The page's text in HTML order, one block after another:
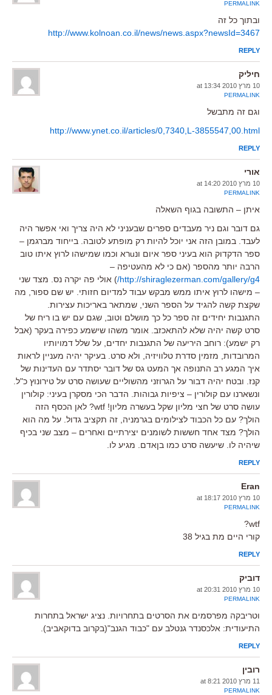
PERMALINK
ובתוך כל זה
http://www.kolnoan.co.il/news/news.aspx?newsId=3467
REPLY
חיליק
10 מרץ 2010 at 13:34
PERMALINK
וגם זה מתבשל
http://www.ynet.co.il/articles/0,7340,L-3855547,00.html
REPLY
אורי
10 מרץ 2010 at 14:20
PERMALINK
איתן – התשובה בגוף השאלה
גם דובר וגם ניר מעבדים ספרים שבעניני לא היה צריך ואי אפשר היה
לעבד. במובן הזה אני יוכל להיות רק מופתע לטובה. בייחוד מברגמן –
ספר הדקדוק הוא בעיני ספר איום ונuרא וכמו שמישהו לרוץ איתו טוב
הרבה יותר מהספר (אם כי לא מהעטיפה –
http://shiraglezerman.com/gallery/g4/ ) אולי פה יקרה נס. מצד שני
– מישהו לרוץ איתו ממש מבקש עבוד למדיום חזותי. יש שם ספור, מה
שקצת קשה להגיד על הספר השני, שמתאר באריכות עצירות.
התגנבות יחידים זה ספר כל כך מושלם וטוב, שגם עם יש בו ריח של
סרט קשה יהיה שלא להתאכזב. אומר משהו שישמע כפירה בעקר (אבל
רק ישמע): רוחב היריעה של התגנבות יחדים, על שלל דמויותיו
המרובדות, מזמין סדרת טלוויזיה, ולא סרט. בעיקר יהיה מעניין לראות
איך המגע רב התנופה אך המעט גס של דובר יסתדר עם העדינות של
קנז. ובטח יהיה דבור על הגרוזני מהשוליים שעושה סרט על טירונוץ כ"ל.
ונשארנו עם קולורין – ציפיות גבוהות. הדבר הכי מסקרן בעיני: קולורין
עושה סרט של חצי מליון שקל בעשרה מליון! wtf? לאן הכסף הזה
הולך? עם כל הכבוד לצילומים בגרמניה, זה תקציב גדול. על מה הוא
הולך? מצד אחד חששות לשומנים יצירתיים ואחרים – מצב שני בכיף
שיהיה לו. שיעשה סרט כמו בןאדם. מגיע לו.
REPLY
Eran
10 מרץ 2010 at 18:17
PERMALINK
wtf?
קורי היים מת בגיל 38
REPLY
דוביק
10 מרץ 2010 at 20:31
PERMALINK
וטריבקה מפרסמים את הסרטים בתחרויות. נציג ישראל בתחרות
התיעודית: אלכסנדר גנטלב עם "כבוד הגנב"(בקרוב בדוקאביב).
REPLY
רובין
11 מרץ 2010 at 8:21
PERMALINK